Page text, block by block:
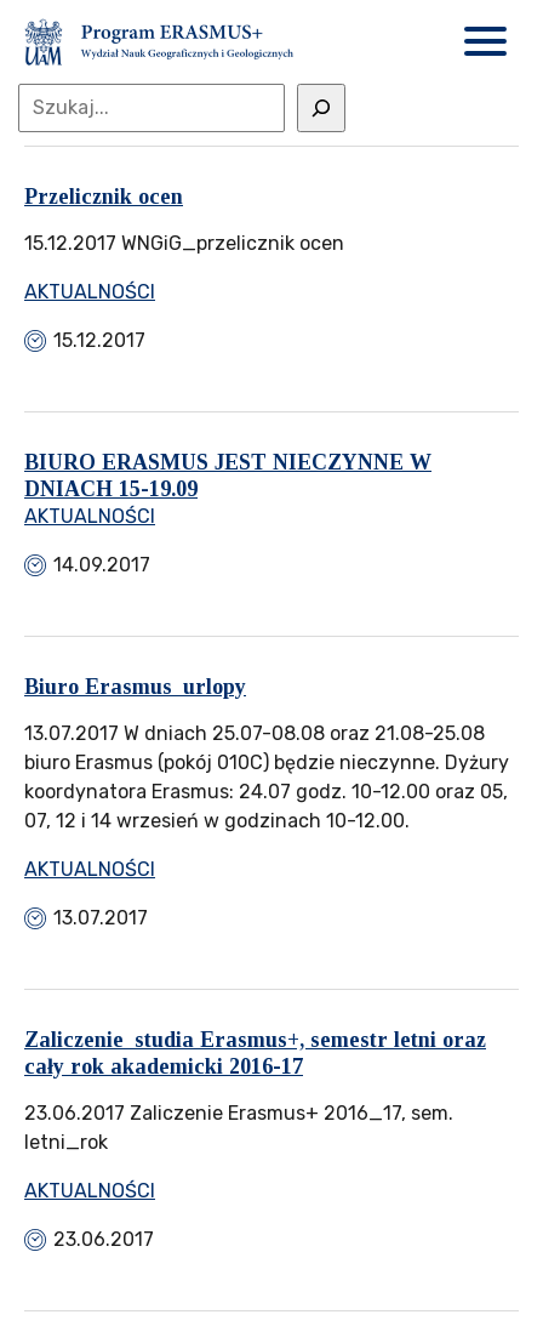
Przelicznik ocen
15.12.2017 WNGiG_przelicznik ocen
AKTUALNOŚCI
15.12.2017
BIURO ERASMUS JEST NIECZYNNE W
DNIACH 15-19.09
AKTUALNOŚCI
14.09.2017
Biuro Erasmus_urlopy
13.07.2017 W dniach 25.07-08.08 oraz 21.08-25.08
biuro Erasmus (pokój 010C) będzie nieczynne. Dyżury
koordynatora Erasmus: 24.07 godz. 10-12.00 oraz 05,
07, 12 i 14 wrzesień w godzinach 10-12.00.
AKTUALNOŚCI
13.07.2017
Zaliczenie_studia Erasmus+, semestr letni oraz
cały rok akademicki 2016-17
23.06.2017 Zaliczenie Erasmus+ 2016_17, sem.
letni_rok
AKTUALNOŚCI
23.06.2017